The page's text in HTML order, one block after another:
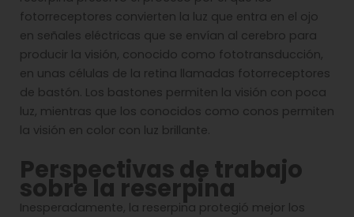
fotorreceptores convierten la luz que entra en el ojo
en señales eléctricas que se envían al cerebro para
producir la visión, conocido como fototransducción,
en unas células de la retina llamadas fotorreceptores
de bastón. Los bastones permiten la visión con poca
luz, mientras que los conocidos como conos permiten
la visión en color con luz brillante.
Perspectivas de trabajo
sobre la reserpina
Inesperadamente, la reserpina protegió mejor los